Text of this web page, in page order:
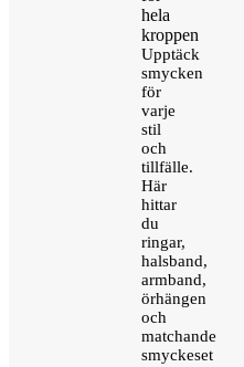
hela
kroppen
Upptäck
smycken
för
varje
stil
och
tillfälle.
Här
hittar
du
ringar,
halsband,
armband,
örhängen
och
matchande
smyckeset